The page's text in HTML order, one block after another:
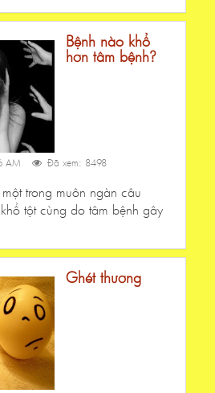
Bệnh nào khổ
hơn tâm bệnh?
AM
Đã xem: 8498
trong muôn ngàn câu
tột cùng do tâm bệnh gây
Ghét thương